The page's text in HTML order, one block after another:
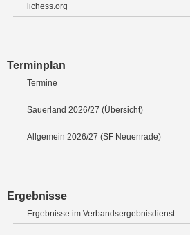
lichess.org
Terminplan
Termine
Sauerland 2026/27 (Übersicht)
Allgemein 2026/27 (SF Neuenrade)
Ergebnisse
Ergebnisse im Verbandsergebnisdienst